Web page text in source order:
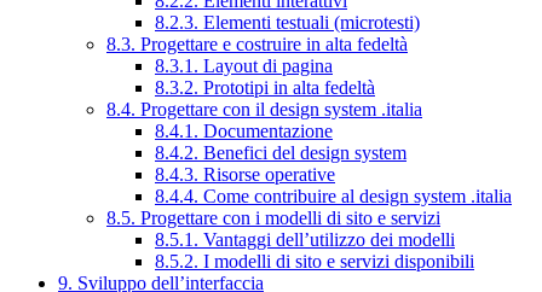
8.2.3. Elementi testuali (microtesti)
8.3. Progettare e costruire in alta fedeltà
8.3.1. Layout di pagina
8.3.2. Prototipi in alta fedeltà
8.4. Progettare con il design system .italia
8.4.1. Documentazione
8.4.2. Benefici del design system
8.4.3. Risorse operative
8.4.4. Come contribuire al design system .italia
8.5. Progettare con i modelli di sito e servizi
8.5.1. Vantaggi dell’utilizzo dei modelli
8.5.2. I modelli di sito e servizi disponibili
9. Sviluppo dell’interfaccia